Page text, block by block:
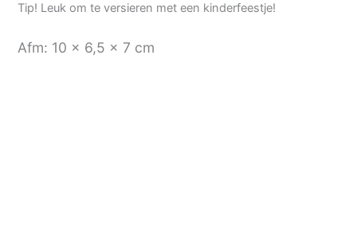
Tip! Leuk om te versieren met een kinderfeestje!
Afm: 10 x 6,5 x 7 cm